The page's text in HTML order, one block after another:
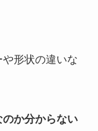
形状の違いな
か分からない